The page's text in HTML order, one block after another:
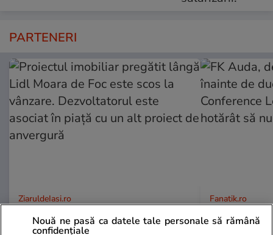
PARTENERI
ZiaruldeIasi.ro
Proiectul imobiliar pregătit lângă
Lidl Moara de Foc este scos la
Fanatik.ro
FK Auda,
înainte de
Nouă ne pasă ca datele tale personale să rămână
confidențiale